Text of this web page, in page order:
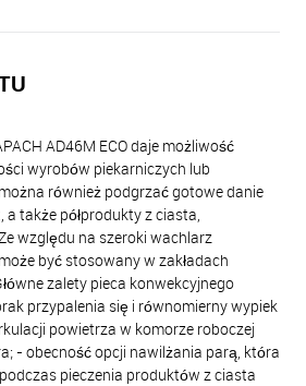
AD46M ECO daje możliwość
wyrobów piekarniczych lub
również podgrzać gotowe danie
także półprodukty z ciasta,
względu na szeroki wachlarz
być stosowany w zakładach
zalety pieca konwekcyjnego
przypalenia się i równomierny wypiek
powietrza w komorze roboczej
- obecność opcji nawilżania parą, która
pieczenia produktów z ciasta